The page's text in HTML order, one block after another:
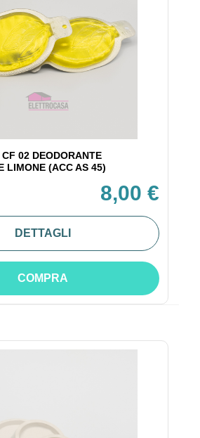
02 DEODORANTE
LIMONE (ACC AS 45)
8,00 €
DETTAGLI
COMPRA